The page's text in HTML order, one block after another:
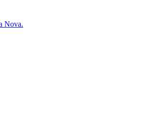
Nova.